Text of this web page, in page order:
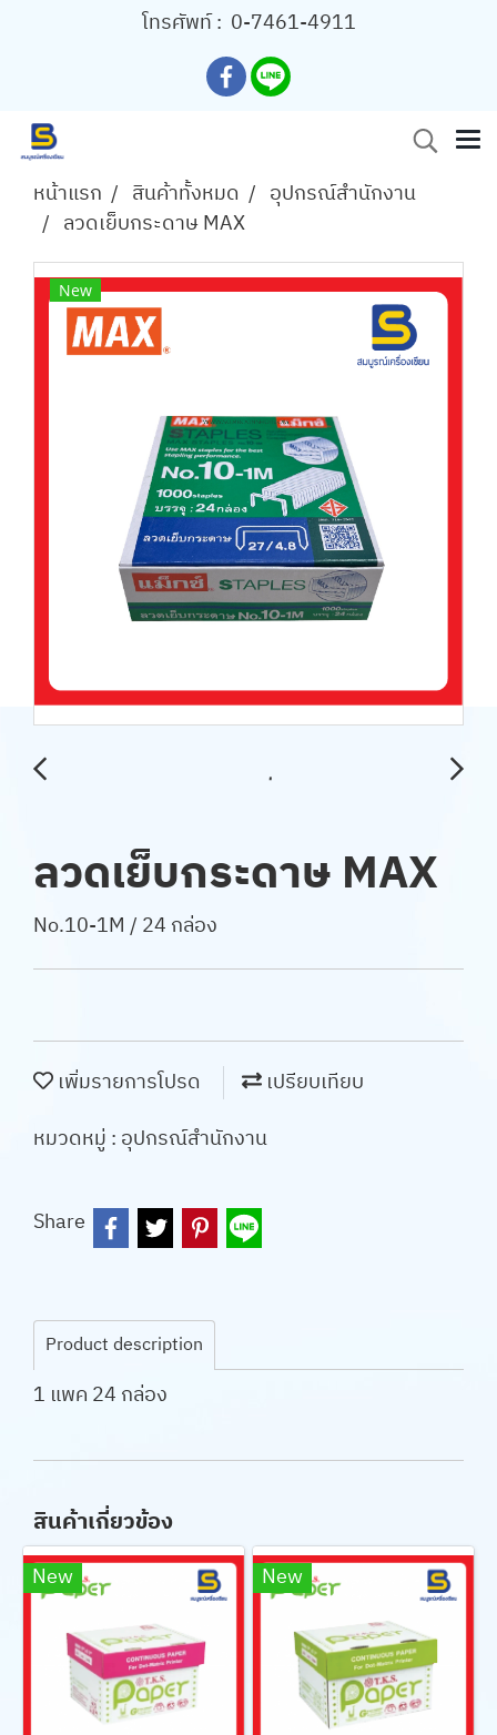
โทรศัพท์ : 0-7461-4911
หน้าแรก สินค้าทั้งหมด
อุปกรณ์สำนักงาน
ลวดเย็บกระดาษ MAX
New
ลวดเย็บกระดาษ MAX
No.10-1M / 24 กล่อง
เพิ่มรายการโปรด
เปรียบเทียบ
หมวดหมู่ : อุปกรณ์สำนักงาน
Share
Product description
1 แพค 24 กล่อง
สินค้าเกี่ยวข้อง
New New